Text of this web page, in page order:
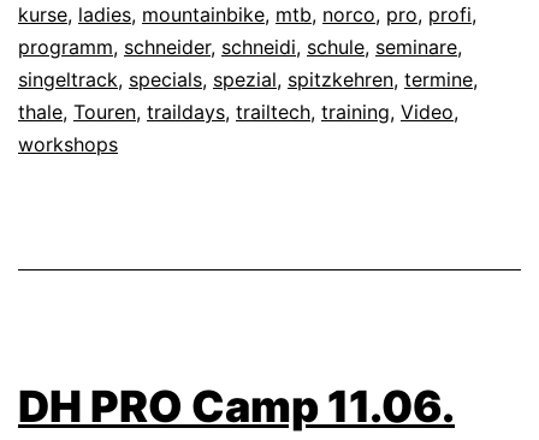
kurse, ladies, mountainbike, mtb, norco, pro, profi,
programm, schneider, schneidi, schule, seminare,
singeltrack, specials, spezial, spitzkehren, termine,
thale, Touren, traildays, trailtech, training, Video,
workshops
DH PRO Camp 11.06.